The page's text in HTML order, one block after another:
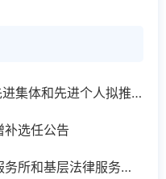
关于湖北省司法行政系统 先进集体和先进个人拟推荐对象的公示
选任公告
潜江市2025年度基层法律服务所和基层法律服务工作者年度考核结果公示